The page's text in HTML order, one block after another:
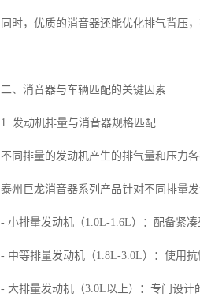
同时，优质的消音器还能优化排气背压
二、消音器与车辆匹配的关键因素
1. 发动机排量与消音器规格匹配
不同排量的发动机产生的排气量和压力
泰州巨龙消音器系列产品针对不同排量发
- 小排量发动机（1.0L-1.6L）：配备紧
- 中等排量发动机（1.8L-3.0L）：使用
- 大排量发动机（3.0L以上）：专门设